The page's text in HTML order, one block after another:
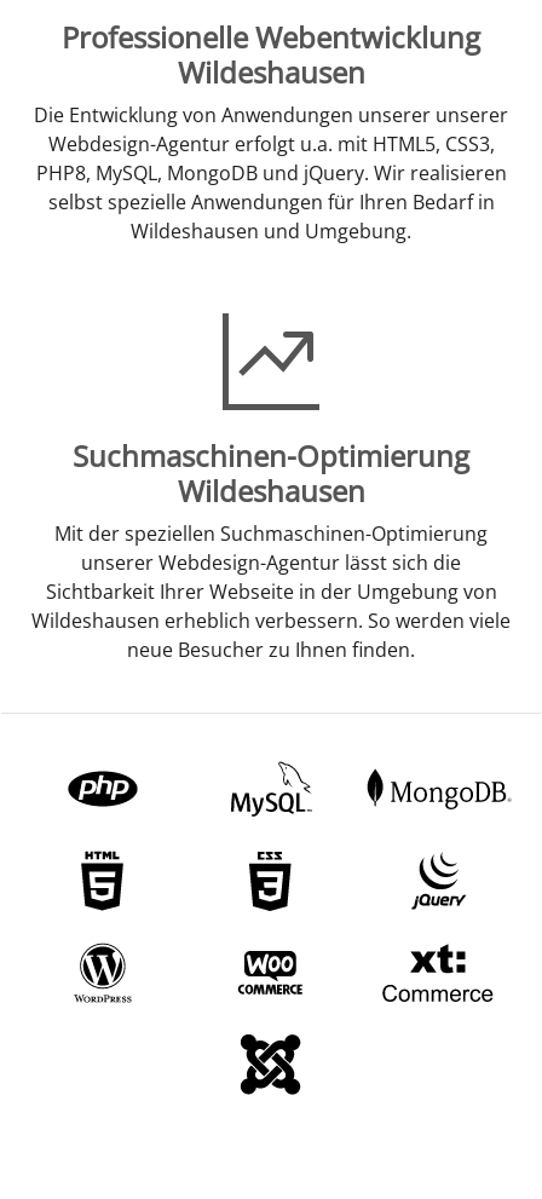
Professionelle Webentwicklung
Wildeshausen
Die Entwicklung von Anwendungen unserer unserer
Webdesign-Agentur erfolgt u.a. mit HTML5, CSS3,
PHP8, MySQL, MongoDB und jQuery. Wir realisieren
selbst spezielle Anwendungen für Ihren Bedarf in
Wildeshausen und Umgebung.
Suchmaschinen-Optimierung
Wildeshausen
Mit der speziellen Suchmaschinen-Optimierung
unserer Webdesign-Agentur lässt sich die
Sichtbarkeit Ihrer Webseite in der Umgebung von
Wildeshausen erheblich verbessern. So werden viele
neue Besucher zu Ihnen finden.